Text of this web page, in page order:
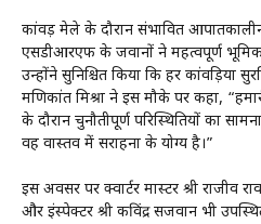
कांवड़ मेले के दौरान संभावित
एसडीआरएफ के जवानों ने महत्वपूर्ण
उन्होंने सुनिश्चित किया कि हर कांवड़िया
मणिकांत मिश्रा ने इस मौके पर कहा,
के दौरान चुनौतीपूर्ण परिस्थितियों का
वह वास्तव में सराहना के योग्य है।”
इस अवसर पर क्वार्टर मास्टर श्री राजीव
और इंस्पेक्टर श्री कविंद्र सजवान भी